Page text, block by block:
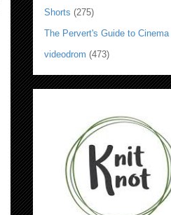
Shorts (275)
The Pervert's Guide to Cinema
videodrom (473)